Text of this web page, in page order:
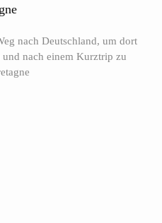
nach Deutschland, um dort
nach einem Kurztrip zu